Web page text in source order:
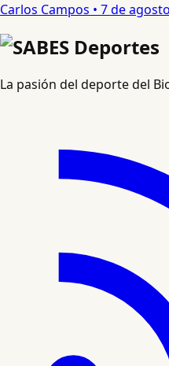
Carlos Campos • 7 de
La pasión del deporte del